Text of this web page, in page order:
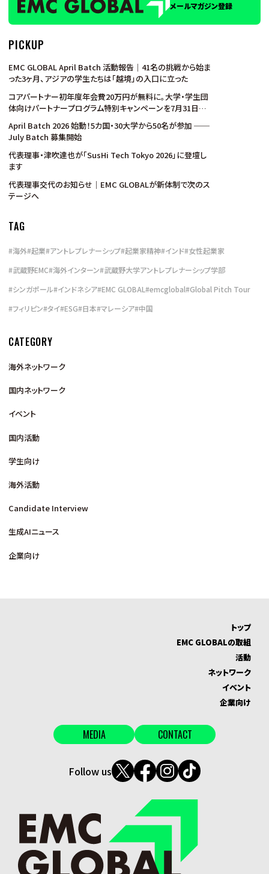
メールマガジン登録
PICKUP
EMC GLOBAL April Batch 活動報告｜41名の挑戦から始ま
った3ヶ月、アジアの学生たちは「越境」の入口に立った
コアパートナー初年度年会費20万円が無料に。大学・学生団
体向けパートナープログラム特別キャンペーンを7月31日ま
April Batch 2026 始動！5カ国・30大学から50名が参加 ──
July Batch 募集開始
代表理事・津吹達也が「SusHi Tech Tokyo 2026」に登壇し
ます
代表理事交代のお知らせ｜EMC GLOBALが新体制で次のス
テージへ
TAG
#海外#起業#アントレプレナーシップ#起業家精神#インド#女性起業家
#武蔵野EMC#海外インターン#武蔵野大学アントレプレナーシップ学部
#シンガポール#インドネシア#EMC GLOBAL#emcglobal#Global Pitch Tour
#フィリピン#タイ#ESG#日本#マレーシア#中国
CATEGORY
海外ネットワーク
国内ネットワーク
イベント
国内活動
学生向け
海外活動
Candidate Interview
生成AIニュース
企業向け
トップ
EMC GLOBALの取組
活動
ネットワーク
イベント
企業向け
MEDIA CONTACT
Follow us